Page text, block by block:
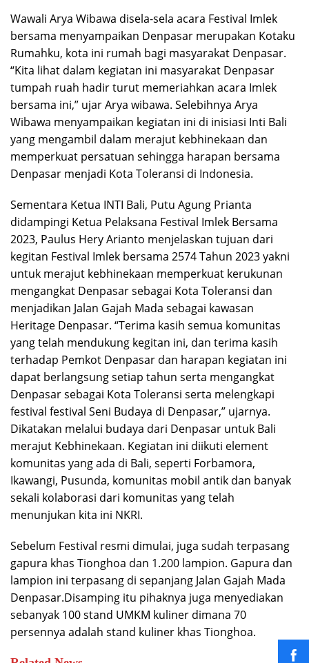
Wawali Arya Wibawa disela-sela acara Festival Imlek
bersama menyampaikan Denpasar merupakan Kotaku
Rumahku, kota ini rumah bagi masyarakat Denpasar.
“Kita lihat dalam kegiatan ini masyarakat Denpasar
tumpah ruah hadir turut memeriahkan acara Imlek
bersama ini,” ujar Arya wibawa. Selebihnya Arya
Wibawa menyampaikan kegiatan ini di inisiasi Inti Bali
yang mengambil dalam merajut kebhinekaan dan
memperkuat persatuan sehingga harapan bersama
Denpasar menjadi Kota Toleransi di Indonesia.
Sementara Ketua INTI Bali, Putu Agung Prianta
didampingi Ketua Pelaksana Festival Imlek Bersama
2023, Paulus Hery Arianto menjelaskan tujuan dari
kegitan Festival Imlek bersama 2574 Tahun 2023 yakni
untuk merajut kebhinekaan memperkuat kerukunan
mengangkat Denpasar sebagai Kota Toleransi dan
menjadikan Jalan Gajah Mada sebagai kawasan
Heritage Denpasar. “Terima kasih semua komunitas
yang telah mendukung kegitan ini, dan terima kasih
terhadap Pemkot Denpasar dan harapan kegiatan ini
dapat berlangsung setiap tahun serta mengangkat
Denpasar sebagai Kota Toleransi serta melengkapi
festival festival Seni Budaya di Denpasar,” ujarnya.
Dikatakan melalui budaya dari Denpasar untuk Bali
merajut Kebhinekaan. Kegiatan ini diikuti element
komunitas yang ada di Bali, seperti Forbamora,
Ikawangi, Pusunda, komunitas mobil antik dan banyak
sekali kolaborasi dari komunitas yang telah
menunjukan kita ini NKRI.
Sebelum Festival resmi dimulai, juga sudah terpasang
gapura khas Tionghoa dan 1.200 lampion. Gapura dan
lampion ini terpasang di sepanjang Jalan Gajah Mada
Denpasar.Disamping itu pihaknya juga menyediakan
sebanyak 100 stand UMKM kuliner dimana 70
persennya adalah stand kuliner khas Tionghoa.